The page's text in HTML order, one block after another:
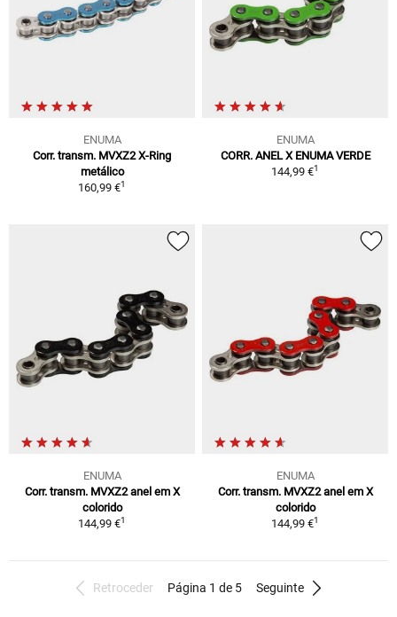
ENUMA
Corr. transm. MVXZ2 X-Ring
metálico
160,99 €1
ENUMA
CORR. ANEL X ENUMA VERDE
144,99 €1
ENUMA
Corr. transm. MVXZ2 anel em X
colorido
144,99 €1
ENUMA
Corr. transm. MVXZ2 anel em X
colorido
144,99 €1
Retroceder Página 1 de 5 Seguinte